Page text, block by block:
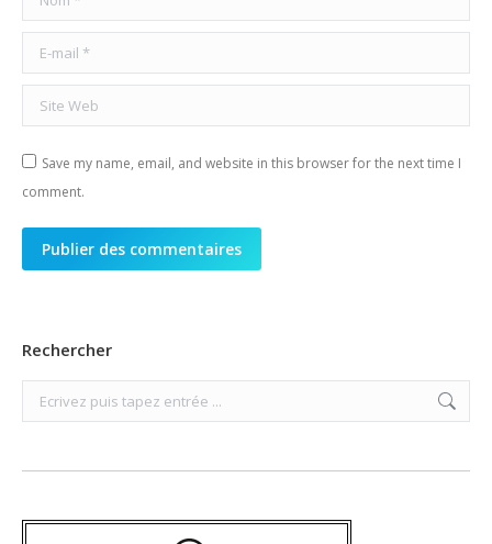
E-mail *
Site Web
Save my name, email, and website in this browser for the next time I
comment.
Publier des commentaires
Rechercher
Search: